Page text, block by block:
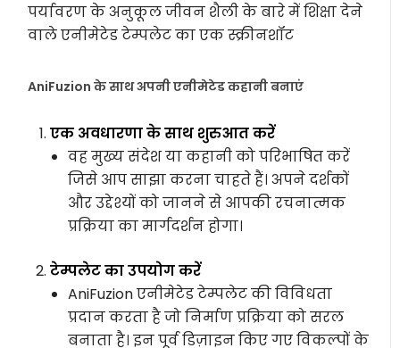
पर्यावरण के अनुकूल जीवन शैली के बारे में शिक्षा देने
वाले एनीमेटेड टेम्पलेट का एक स्क्रीनशॉट
AniFuzion के साथ अपनी एनीमेटेड कहानी बनाएं
एक अवधारणा के साथ शुरुआत करें
वह मुख्य संदेश या कहानी को परिभाषित करें
जिसे आप साझा करना चाहते हैं। अपने दर्शकों
और उद्देश्यों को जानने से आपकी रचनात्मक
प्रक्रिया का मार्गदर्शन होगा।
टेम्पलेट का उपयोग करें
AniFuzion एनीमेटेड टेम्पलेट की विविधता
प्रदान करता है जो निर्माण प्रक्रिया को सरल
बनाता है। इन पूर्व डिज़ाइन किए गए विकल्पों के